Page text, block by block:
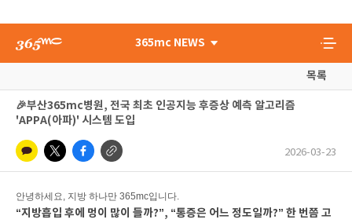
365mc NEWS
목록
🎉부산365mc병원, 전국 최초 인공지능 후증상 예측 알고리즘
'APPA(아파)' 시스템 도입
2026-03-23
안녕하세요, 지방 하나만 365mc입니다.
“지방흡입 후에 멍이 많이 들까?”, “통증은 어느 정도일까?” 한 번쯤 고